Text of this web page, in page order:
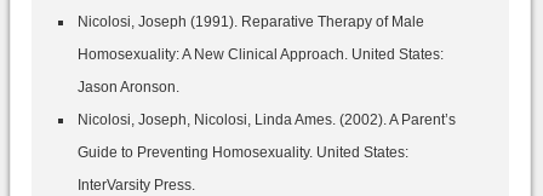
Nicolosi, Joseph (1991). Reparative Therapy of Male
Homosexuality: A New Clinical Approach. United States:
Jason Aronson.
Nicolosi, Joseph, Nicolosi, Linda Ames. (2002). A Parent’s
Guide to Preventing Homosexuality. United States:
InterVarsity Press.